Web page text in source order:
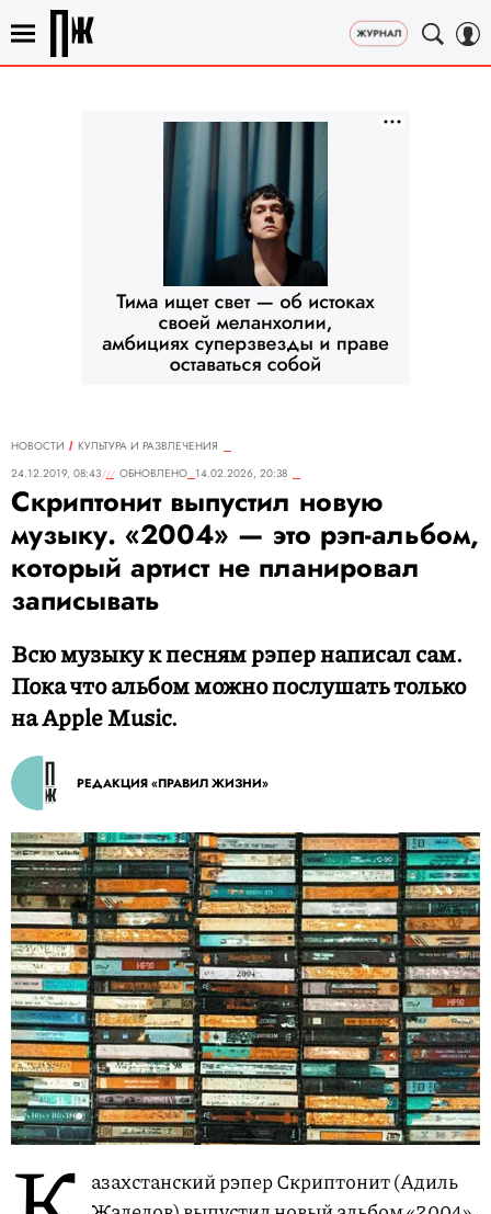
НОВОСТИ
КУЛЬТУРА И РАЗВЛЕЧЕНИЯ
24.12.2019, 08:43
ОБНОВЛЕНО 14.02.2026, 20:38
Скриптонит выпустил новую
музыку. «2004» — это рэп-альбом,
который артист не планировал
записывать
Всю музыку к песням рэпер написал сам.
Пока что альбом можно послушать только
на Apple Music.
РЕДАКЦИЯ «ПРАВИЛ ЖИЗНИ»
азахстанский рэпер Скриптонит (Адиль